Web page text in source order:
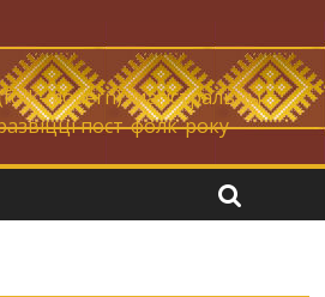
modern), магістральны
пост-фолк-року